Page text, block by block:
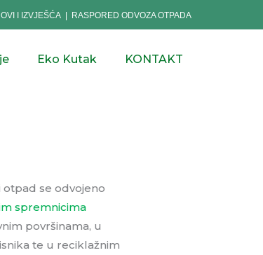
I IZVJEŠĆA RASPORED ODVOZA OTPADA
Eko Kutak KONTAKT
se odvojeno
spremnicima
površinama, u
te u reciklažnim